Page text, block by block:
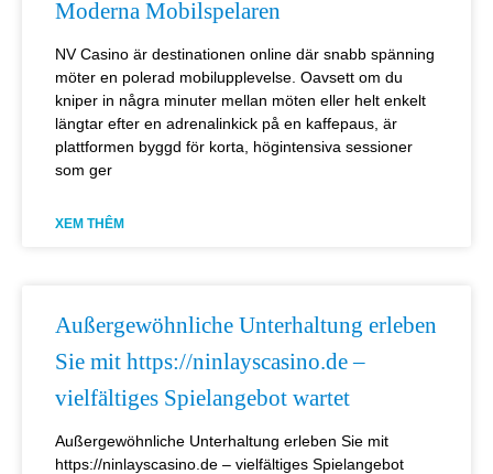
Moderna Mobilspelaren
NV Casino är destinationen online där snabb spänning
möter en polerad mobilupplevelse. Oavsett om du
kniper in några minuter mellan möten eller helt enkelt
längtar efter en adrenalinkick på en kaffepaus, är
plattformen byggd för korta, högintensiva sessioner
som ger
XEM THÊM
Außergewöhnliche Unterhaltung erleben
Sie mit https://ninlayscasino.de –
vielfältiges Spielangebot wartet
Außergewöhnliche Unterhaltung erleben Sie mit
https://ninlayscasino.de – vielfältiges Spielangebot